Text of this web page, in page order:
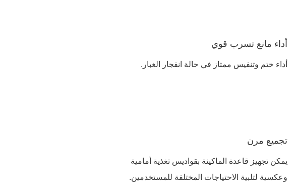
أداء مانع تسرب قوي
أداء ختم وتنفيس ممتاز في حالة انفجار الغبار.
تجميع مرن
يمكن تجهيز قاعدة الماكينة بقواديس تغذية أمامية
وعكسية لتلبية الاحتياجات المختلفة للمستخدمين.